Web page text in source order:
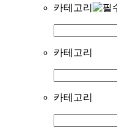
카테고리
카테고리
카테고리